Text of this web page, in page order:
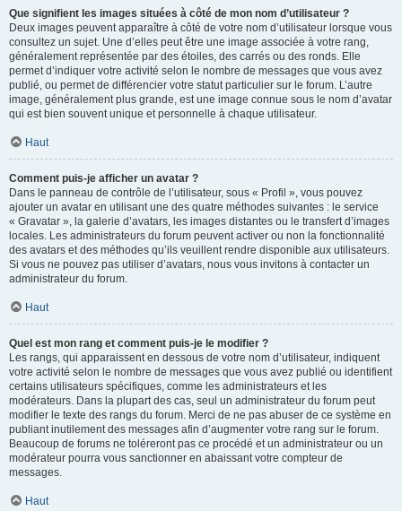
Que signifient les images situées à côté de mon nom d’utilisateur ?
Deux images peuvent apparaître à côté de votre nom d’utilisateur lorsque vous
consultez un sujet. Une d’elles peut être une image associée à votre rang,
généralement représentée par des étoiles, des carrés ou des ronds. Elle
permet d’indiquer votre activité selon le nombre de messages que vous avez
publié, ou permet de différencier votre statut particulier sur le forum. L’autre
image, généralement plus grande, est une image connue sous le nom d’avatar
qui est bien souvent unique et personnelle à chaque utilisateur.
Haut
Comment puis-je afficher un avatar ?
Dans le panneau de contrôle de l’utilisateur, sous « Profil », vous pouvez
ajouter un avatar en utilisant une des quatre méthodes suivantes : le service
« Gravatar », la galerie d’avatars, les images distantes ou le transfert d’images
locales. Les administrateurs du forum peuvent activer ou non la fonctionnalité
des avatars et des méthodes qu’ils veuillent rendre disponible aux utilisateurs.
Si vous ne pouvez pas utiliser d’avatars, nous vous invitons à contacter un
administrateur du forum.
Haut
Quel est mon rang et comment puis-je le modifier ?
Les rangs, qui apparaissent en dessous de votre nom d’utilisateur, indiquent
votre activité selon le nombre de messages que vous avez publié ou identifient
certains utilisateurs spécifiques, comme les administrateurs et les
modérateurs. Dans la plupart des cas, seul un administrateur du forum peut
modifier le texte des rangs du forum. Merci de ne pas abuser de ce système en
publiant inutilement des messages afin d’augmenter votre rang sur le forum.
Beaucoup de forums ne toléreront pas ce procédé et un administrateur ou un
modérateur pourra vous sanctionner en abaissant votre compteur de
messages.
Haut